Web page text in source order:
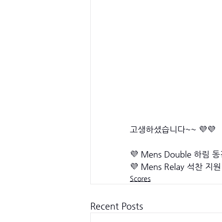
고생하셨습니다~~ 💜💜
💜 Mens Double 하림 동
💜 Mens Relay 석찬 지
Scores
Recent Posts